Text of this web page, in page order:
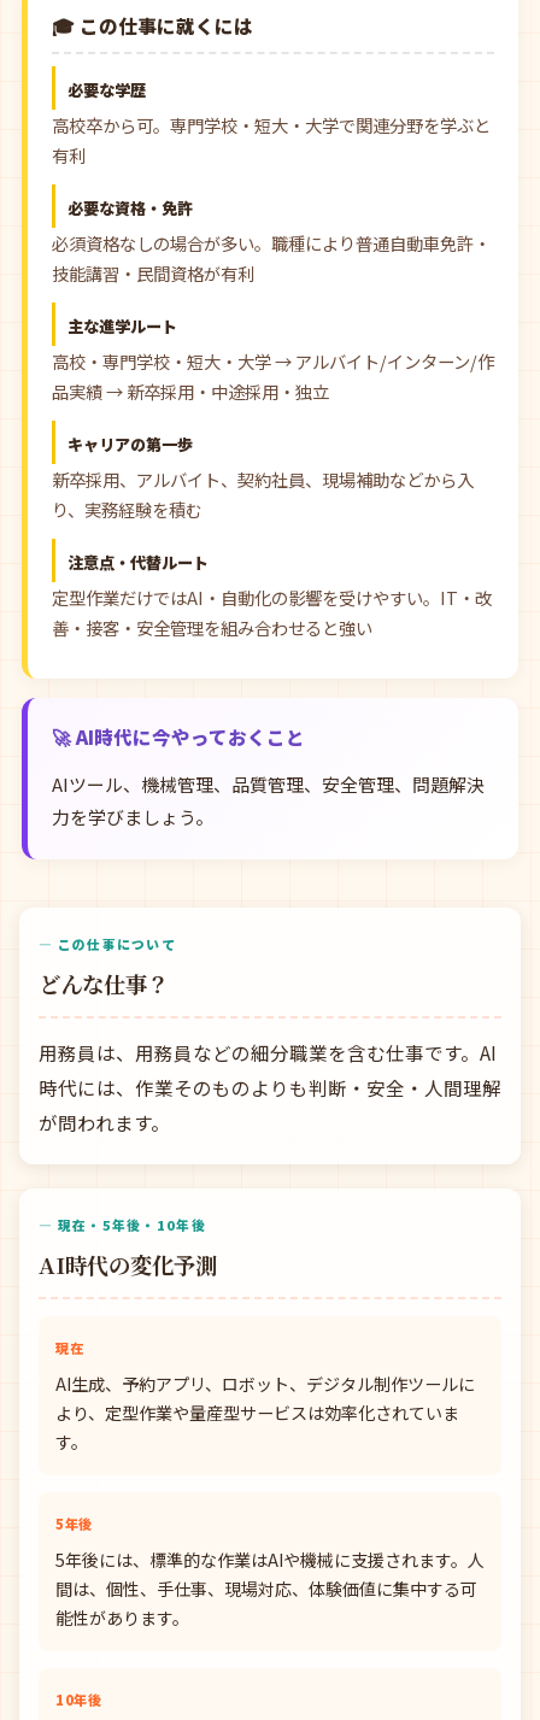
🎓 この仕事に就くには
必要な学歴
高校卒から可。専門学校・短大・大学で関連分野を学ぶと
有利
必要な資格・免許
必須資格なしの場合が多い。職種により普通自動車免許・
技能講習・民間資格が有利
主な進学ルート
高校・専門学校・短大・大学 → アルバイト/インターン/作
品実績 → 新卒採用・中途採用・独立
キャリアの第一歩
新卒採用、アルバイト、契約社員、現場補助などから入
り、実務経験を積む
注意点・代替ルート
定型作業だけではAI・自動化の影響を受けやすい。IT・改
善・接客・安全管理を組み合わせると強い
🚀 AI時代に今やっておくこと
AIツール、機械管理、品質管理、安全管理、問題解決
力を学びましょう。
— この仕事について
どんな仕事？
用務員は、用務員などの細分職業を含む仕事です。AI
時代には、作業そのものよりも判断・安全・人間理解
が問われます。
— 現在・5年後・10年後
AI時代の変化予測
現在
AI生成、予約アプリ、ロボット、デジタル制作ツールに
より、定型作業や量産型サービスは効率化されていま
す。
5年後
5年後には、標準的な作業はAIや機械に支援されます。人
間は、個性、手仕事、現場対応、体験価値に集中する可
能性があります。
10年後